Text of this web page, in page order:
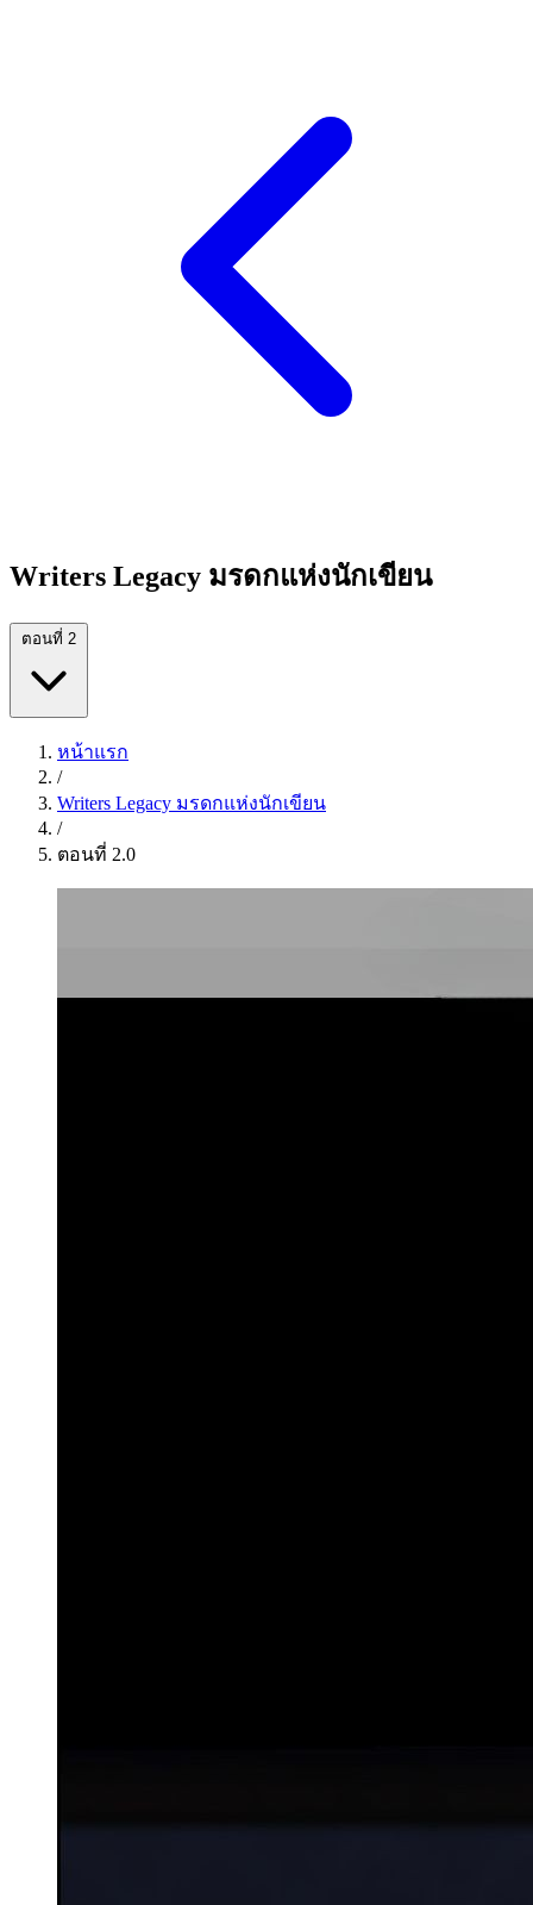
Writers Legacy มรดกแห่งนักเขียน
ตอนที่ 2
หน้าแรก
/
Writers Legacy มรดกแห่งนักเขียน
/
ตอนที่ 2.0